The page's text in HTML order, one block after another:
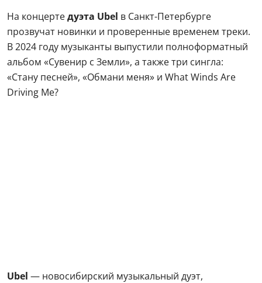
На концертедуэта Ubel в Санкт-Петербурге
прозвучат новинки и проверенные временем треки.
В 2024 году музыканты выпустили полноформатный
альбом «Сувенир с Земли», а также три сингла:
«Стану песней», «Обмани меня» и What Winds Are
Driving Me?
Ubel — новосибирский музыкальный дуэт,